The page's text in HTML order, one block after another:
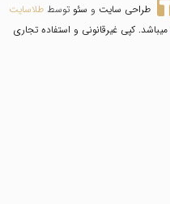
طراحی سایت و سئو توسط طلاسایت
میباشد. کپی غیرقانونی و استفاده تجاری